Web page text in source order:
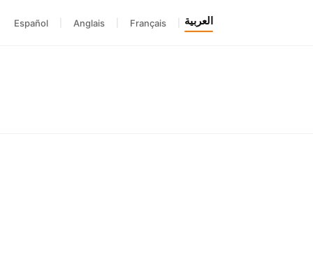
العربية Français
Anglais
Español